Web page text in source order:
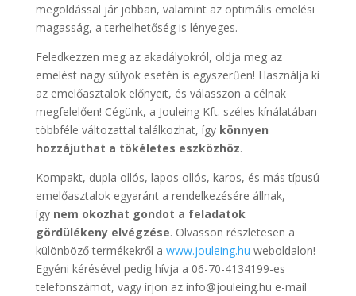
megoldással jár jobban, valamint az optimális emelési
magasság, a terhelhetőség is lényeges.
Feledkezzen meg az akadályokról, oldja meg az
emelést nagy súlyok esetén is egyszerűen! Használja ki
az emelőasztalok előnyeit, és válasszon a célnak
megfelelően! Cégünk, a Jouleing Kft. széles kínálatában
többféle változattal találkozhat, ígykönnyen
hozzájuthat a tökéletes eszközhöz.
Kompakt, dupla ollós, lapos ollós, karos, és más típusú
emelőasztalok egyaránt a rendelkezésére állnak,
ígynem okozhat gondot a feladatok
gördülékeny elvégzése. Olvasson részletesen a
különböző termékekről a www.jouleing.hu weboldalon!
Egyéni kérésével pedig hívja a 06-70-4134199-es
telefonszámot, vagy írjon az info@jouleing.hu e-mail